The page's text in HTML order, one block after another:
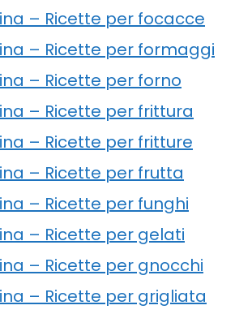
– Ricette per focacce
– Ricette per formaggi
– Ricette per forno
– Ricette per frittura
– Ricette per fritture
– Ricette per frutta
– Ricette per funghi
– Ricette per gelati
– Ricette per gnocchi
– Ricette per grigliata